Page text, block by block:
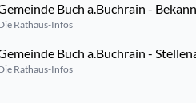
Buch a.Buchrain -
Rathaus-Infos
Buch a.Buchrain -
Rathaus-Infos